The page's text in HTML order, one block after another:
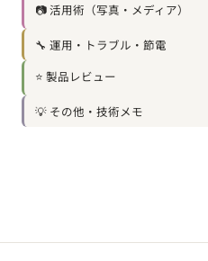
📷 活用術（写真・メディア）
🔧 運用・トラブル・節電
⭐ 製品レビュー
💡 その他・技術メモ